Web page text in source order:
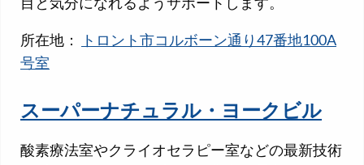
所在地：
トロント市コルボーン通り47番地100A
号室
スーパーナチュラル・ヨークビル
酸素療法室やクライオセラピー室などの最新技術